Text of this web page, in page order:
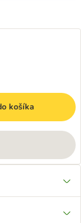
košíka